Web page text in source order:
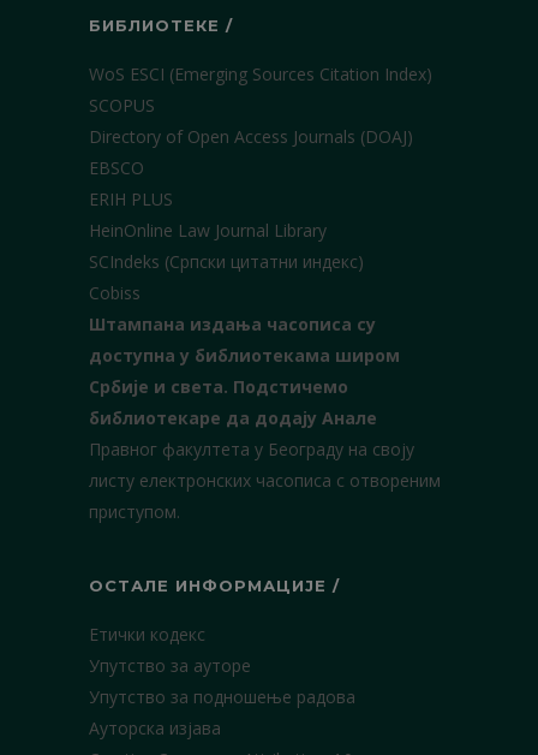
БИБЛИОТЕКЕ /
WoS ESCI (Emerging Sources Citation Index)
SCOPUS
Directory of Open Access Journals (DOAJ)
EBSCO
ERIH PLUS
HeinOnline Law Journal Library
SCIndeks (Српски цитатни индекс)
Cobiss
Штампана издања часописа су
доступна у библиотекама широм
Србије и света. Подстичемо
библиотекаре да додају Анале
Правног факултета у Београду на своју
листу електронских часописа с отвореним
приступом.
ОСТАЛЕ ИНФОРМАЦИЈЕ /
Етички кодекс
Упутство за ауторе
Упутство за подношење радова
Ауторска изјава